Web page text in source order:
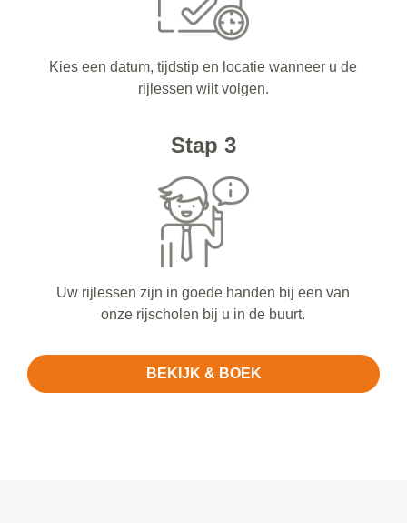
Kies een datum, tijdstip en locatie wanneer u de
rijlessen wilt volgen.
Stap 3
Uw rijlessen zijn in goede handen bij een van
onze rijscholen bij u in de buurt.
BEKIJK & BOEK